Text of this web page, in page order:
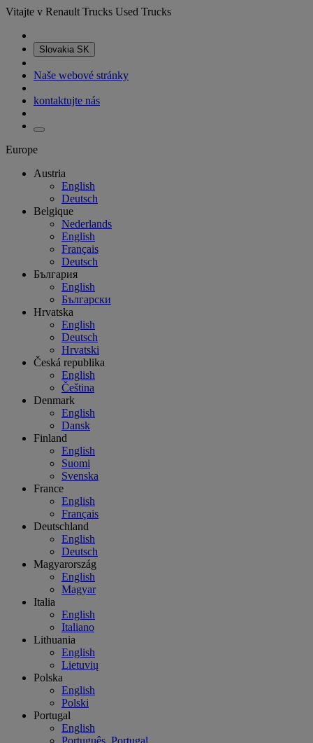
Vitajte v Renault Trucks Used Trucks
Slovakia SK
Naše webové stránky
kontaktujte nás
Europe
Austria
English
Deutsch
Belgique
Nederlands
English
Français
Deutsch
България
English
Български
Hrvatska
English
Deutsch
Hrvatski
Česká republika
English
Čeština
Denmark
English
Dansk
Finland
English
Suomi
Svenska
France
English
Français
Deutschland
English
Deutsch
Magyarország
English
Magyar
Italia
English
Italiano
Lithuania
English
Lietuvių
Polska
English
Polski
Portugal
English
Português, Portugal